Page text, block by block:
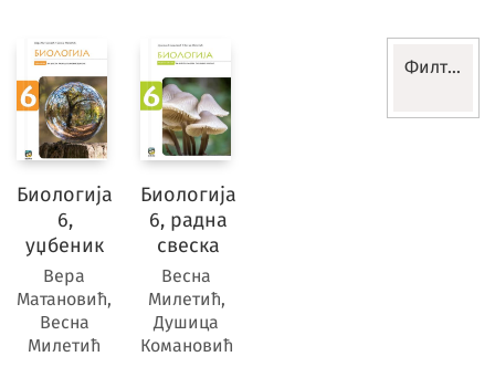
Биологија
6,
уџбеник
Вера
Матановић,
Весна
Милетић
Биологија
6, радна
свеска
Весна
Милетић,
Душица
Комановић
Филтери